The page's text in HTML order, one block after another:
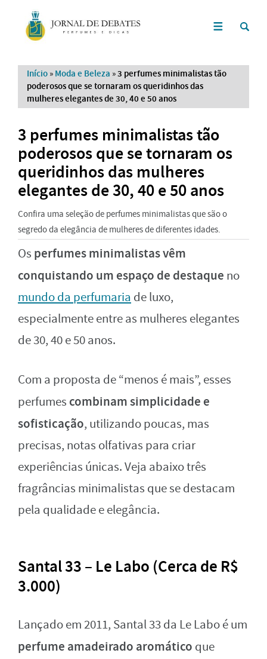
Início » Moda e Beleza »3 perfumes minimalistas tão
poderosos que se tornaram os queridinhos das
mulheres elegantes de 30, 40 e 50 anos
3 perfumes minimalistas tão
poderosos que se tornaram os
queridinhos das mulheres
elegantes de 30, 40 e 50 anos
Confira uma seleção de perfumes minimalistas que são o
segredo da elegância de mulheres de diferentes idades.
Os perfumes minimalistas vêm
conquistando um espaço de destaque no
mundo da perfumaria de luxo,
especialmente entre as mulheres elegantes
de 30, 40 e 50 anos.
Com a proposta de “menos é mais”, esses
perfumes combinam simplicidade e
sofisticação, utilizando poucas, mas
precisas, notas olfativas para criar
experiências únicas. Veja abaixo três
fragrâncias minimalistas que se destacam
pela qualidade e elegância.
Santal 33 – Le Labo (Cerca de R$
3.000)
Lançado em 2011, Santal 33 da Le Labo é um
perfume amadeirado aromático que